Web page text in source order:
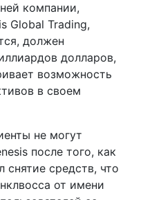
компании,
Global Trading,
должен
долларов,
возможность
в своем
не могут
после того, как
снятие средств, что
от имени